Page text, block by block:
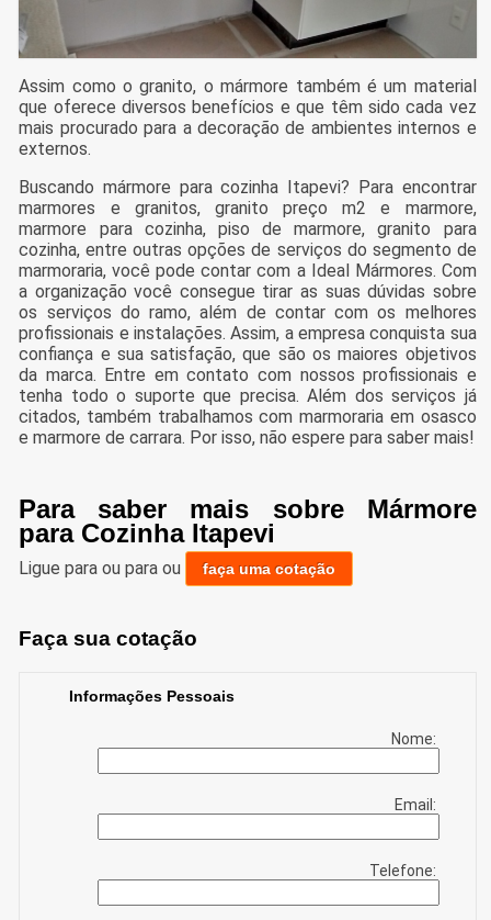
Assim como o granito, o mármore também é um material
que oferece diversos benefícios e que têm sido cada vez
mais procurado para a decoração de ambientes internos e
externos.
Buscando mármore para cozinha Itapevi? Para encontrar
marmores e granitos, granito preço m2 e marmore,
marmore para cozinha, piso de marmore, granito para
cozinha, entre outras opções de serviços do segmento de
marmoraria, você pode contar com a Ideal Mármores. Com
a organização você consegue tirar as suas dúvidas sobre
os serviços do ramo, além de contar com os melhores
profissionais e instalações. Assim, a empresa conquista sua
confiança e sua satisfação, que são os maiores objetivos
da marca. Entre em contato com nossos profissionais e
tenha todo o suporte que precisa. Além dos serviços já
citados, também trabalhamos com marmoraria em osasco
e marmore de carrara. Por isso, não espere para saber mais!
Para saber mais sobre Mármore
para Cozinha Itapevi
Ligue paraou paraou faça uma cotação
Faça sua cotação
Informações Pessoais
Nome:
Email:
Telefone: